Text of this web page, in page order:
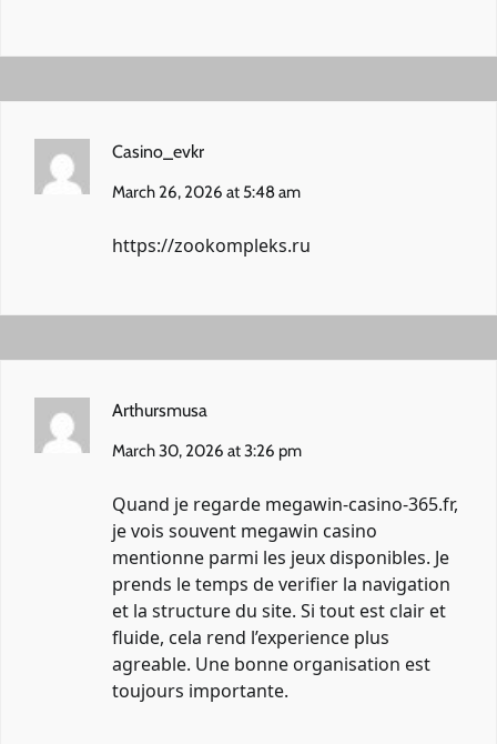
Casino_evkr
March 26, 2026 at 5:48 am
https://zookompleks.ru
Arthursmusa
March 30, 2026 at 3:26 pm
Quand je regarde megawin-casino-365.fr,
je vois souvent megawin casino
mentionne parmi les jeux disponibles. Je
prends le temps de verifier la navigation
et la structure du site. Si tout est clair et
fluide, cela rend l’experience plus
agreable. Une bonne organisation est
toujours importante.